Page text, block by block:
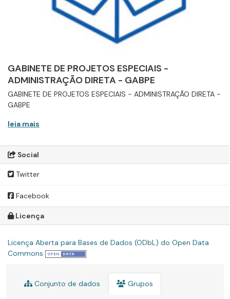
GABINETE DE PROJETOS ESPECIAIS -
ADMINISTRAÇÃO DIRETA - GABPE
GABINETE DE PROJETOS ESPECIAIS - ADMINISTRAÇÃO DIRETA -
GABPE
leia mais
Social
Twitter
Facebook
Licença
Licença Aberta para Bases de Dados (ODbL) do Open Data
Commons
Conjunto de dados Grupos